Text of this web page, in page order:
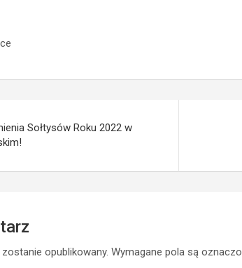
Sołtysów Roku 2022 w
opublikowany. Wymagane pola są